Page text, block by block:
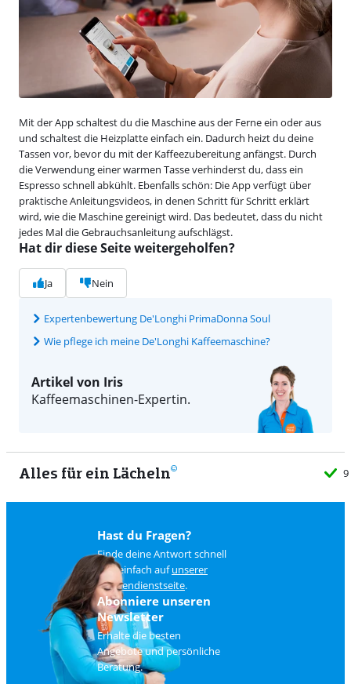
Mit der App schaltest du die Maschine aus der Ferne ein oder aus
und schaltest die Heizplatte einfach ein. Dadurch heizt du deine
Tassen vor, bevor du mit der Kaffeezubereitung anfängst. Durch
die Verwendung einer warmen Tasse verhinderst du, dass ein
Espresso schnell abkühlt. Ebenfalls schön: Die App verfügt über
praktische Anleitungsvideos, in denen Schritt für Schritt erklärt
wird, wie die Maschine gereinigt wird. Das bedeutet, dass du nicht
jedes Mal die Gebrauchsanleitung aufschlägst.
Hat dir diese Seite weitergeholfen?
Ja Nein
Expertenbewertung De'Longhi PrimaDonna Soul
Wie pflege ich meine De'Longhi Kaffeemaschine?
Artikel von Iris
Kaffeemaschinen-Expertin.
Alles für ein Lächeln 9
Hast du Fragen?
Finde deine Antwort schnell
und einfach aufunserer
Kundendienstseite.
Abonniere unseren
Newsletter
Erhalte die besten
Angebote und persönliche
Beratung.